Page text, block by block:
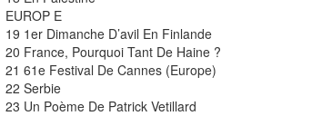
EUROP E
19 1er Dimanche D’avil En Finlande
20 France, Pourquoi Tant De Haine ?
21 61e Festival De Cannes (Europe)
22 Serbie
23 Un Poème De Patrick Vetillard